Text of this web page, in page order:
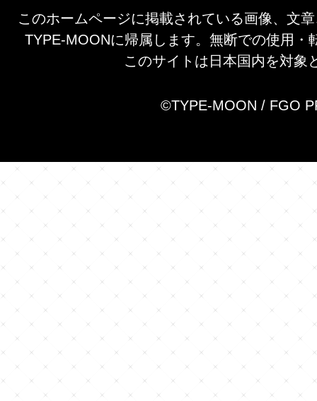
このホームページに掲載されている画像、文
TYPE-MOONに帰属します。無断での使用・
このサイトは日本国内を対象
©TYPE-MOON / FGO